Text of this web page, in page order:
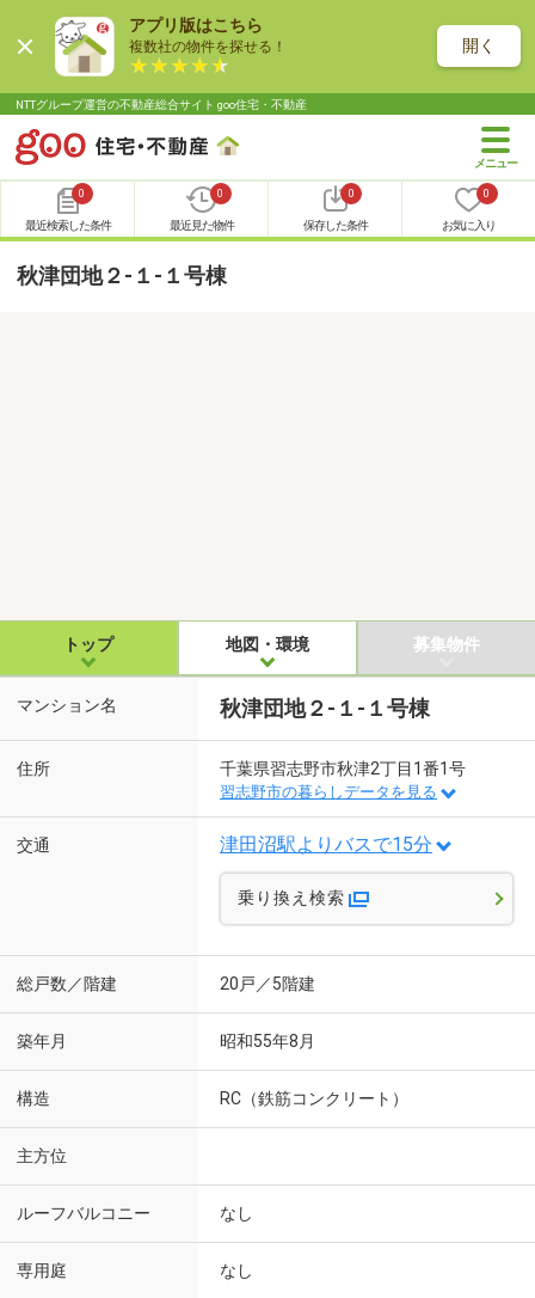
アプリ版はこちら
複数社の物件を探せる！ 開く
NTTグループ運営の不動産総合サイト goo住宅・不動産
0
最近検索した条件
0
最近見た物件
0
保存した条件
0
お気に入り
秋津団地２-１-１号棟
トップ 地図・環境 募集物件
マンション名 秋津団地２-１-１号棟
住所 千葉県習志野市秋津2丁目1番1号
習志野市の暮らしデータを見る
交通 津田沼駅よりバスで15分
乗り換え検索
総戸数／階建 20戸／5階建
築年月 昭和55年8月
構造 RC（鉄筋コンクリート）
主方位
ルーフバルコニー なし
専用庭 なし